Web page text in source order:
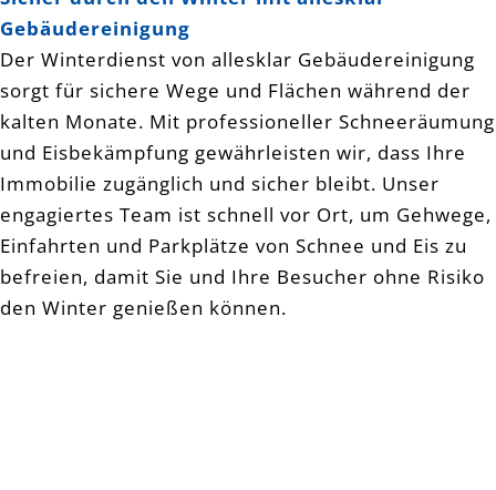
Gebäudereinigung
Der Winterdienst von allesklar Gebäudereinigung
sorgt für sichere Wege und Flächen während der
kalten Monate. Mit professioneller Schneeräumung
und Eisbekämpfung gewährleisten wir, dass Ihre
Immobilie zugänglich und sicher bleibt. Unser
engagiertes Team ist schnell vor Ort, um Gehwege,
Einfahrten und Parkplätze von Schnee und Eis zu
befreien, damit Sie und Ihre Besucher ohne Risiko
den Winter genießen können.